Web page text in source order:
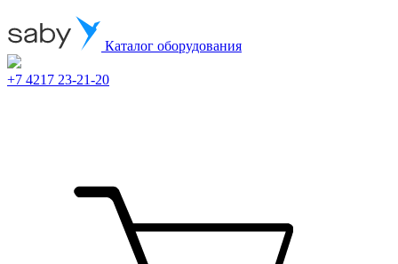
Каталог оборудования
+7 4217 23-21-20